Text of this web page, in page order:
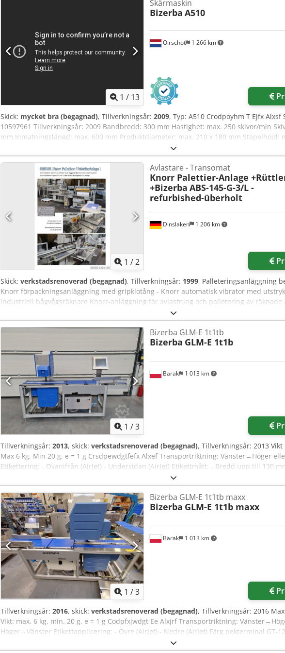
1 / 13
Oirschot 1 266 km
Skärmaskin
Bizerba A510
Skick: mycket bra (begagnad), Tillverkningsår: 2009, Typ: A510 Crodpoyhm T Ejfx Alxsf
10597961 Tillverkningsår: 2009 Bandbredd: 300 mm Hastighet: max. 250 skivor/min
mm Inmatningslängd: max. 600 mm Produktdiameter: max. 210 x 180 mm Stapelhöjd:
Bladdiameter: 420 mm Effekt: 3 x 400 V, 50 Hz, 2,3 kW Mått: 2350 x 800 x 1850 mm Vikt:
1 /2
Dinslaken 1 206 km
Avlastare - Transomat
Knorr Palettier-Anlage
+Bizerba ABS-145-G-3/L -
refurbished-überholt
Skick: verkstadsrenoverad (begagnad), Tillverkningsår: 1999, Palleteringsanläggning
Knorr förpackningsanläggning med gripklotång - Knorr automatisk vibrator med
industriell bågvågsräknare Knorr-anläggning för avlastning och palletering av räknade
räknas i vibrationsbordet med Bizerba pappersvåg, riktas upp i vibratoren och jämnas
Knorr-avlastaren greppar pappersstaplarna med gripklotången och palleterar dem
pall. Crsdpfjhfhtkox Alxjf Anläggningen kan också användas som ett kapacitetsökande
stapellyften för avlastning av din snabbsax, då placerad till vänster.
1 /3
Barak 1 013 km
Bizerba GLM-E 1t1tb
Bizerba GLM-E 1t1b
Tillverkningsår: 2013, skick: verkstadsrenoverad (begagnad), Tillverkningsår: 2013
Max 6 kg, Min 20 g, e = 1 g Crsdpewdgtfefx Alxef Transportriktning: Vänster→Höger
Etikettering: - Ovanifrån (AirJet) - Undersidan (AirJet) Etikettmått: - Bredd upp till 130
till 104 mm - Längd upp till 150 mm Färgtouchpanel GT-12C Vägningssegmentets längd:
Bandbredd: 300 mm Total maskinstorlek: 200 cm x 80 cm Möjlighet att ladda program
Installerade licenser: - (MASTER): [+] SOFTCONTROL_1 Vi lämnar 6 månaders garanti
1 /3
Barak 1 013 km
Bizerba GLM-E 1t1tb maxx
Bizerba GLM-E 1t1b maxx
Tillverkningsår: 2016, skick: verkstadsrenoverad (begagnad), Tillverkningsår: 2016
Vikt: max. 6 kg, min. 20 g, e = 1 g Codpfxjwdgt Ee Alxjrf Transportriktning:
Höger→Vänster Etikettapplicering: - Övre (AirJet) - Nedre (AirJet) Färg pekterminal GT-
längd: 400 mm Bandbredd: 300 mm Maskinens totala mått: 200 cm x 80 cm Möjlighet